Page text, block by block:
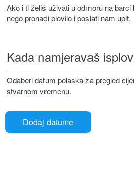
Ako i ti želiš uživati u odmoru na
nego pronaći plovilo i poslati nam upit.
Kada namjeravaš
Odaberi datum polaska za pregled
stvarnom vremenu.
Dodaj datume